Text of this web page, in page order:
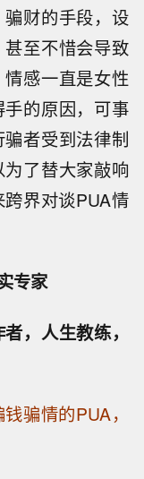
财的手段，设
至不惜会导致
感一直是女性
的原因，可事
者受到法律制
了替大家敲响
界对谈PUA情
专家
，人生教练，
骗情的PUA，